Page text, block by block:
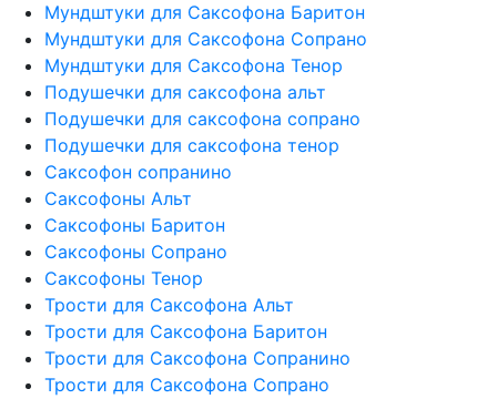
Мундштуки для Саксофона Баритон
Мундштуки для Саксофона Сопрано
Мундштуки для Саксофона Тенор
Подушечки для саксофона альт
Подушечки для саксофона сопрано
Подушечки для саксофона тенор
Саксофон сопранино
Саксофоны Альт
Саксофоны Баритон
Саксофоны Сопрано
Саксофоны Тенор
Трости для Саксофона Альт
Трости для Саксофона Баритон
Трости для Саксофона Сопранино
Трости для Саксофона Сопрано